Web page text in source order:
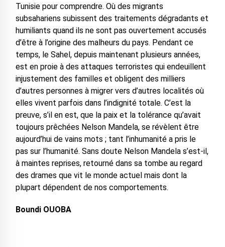
Tunisie pour comprendre. Où des migrants
subsahariens subissent des traitements dégradants et
humiliants quand ils ne sont pas ouvertement accusés
d’être à l’origine des malheurs du pays. Pendant ce
temps, le Sahel, depuis maintenant plusieurs années,
est en proie à des attaques terroristes qui endeuillent
injustement des familles et obligent des milliers
d’autres personnes à migrer vers d’autres localités où
elles vivent parfois dans l’indignité totale. C’est la
preuve, s’il en est, que la paix et la tolérance qu’avait
toujours prêchées Nelson Mandela, se révèlent être
aujourd’hui de vains mots ; tant l’inhumanité a pris le
pas sur l’humanité. Sans doute Nelson Mandela s’est-il,
à maintes reprises, retourné dans sa tombe au regard
des drames que vit le monde actuel mais dont la
plupart dépendent de nos comportements.
Boundi OUOBA